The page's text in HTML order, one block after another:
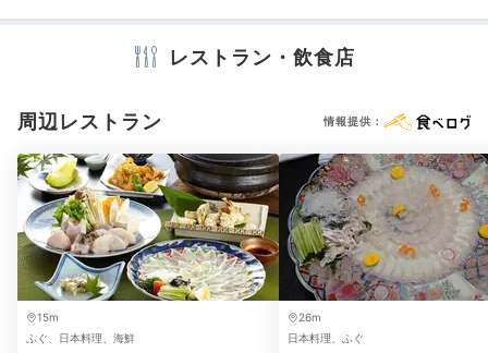
エアコン
レストラン・飲食店
周辺レストラン 情報提供：
15m
ふぐ、日本料理、海鮮
26m
日本料理、ふぐ